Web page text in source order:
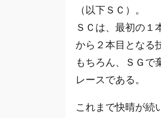
（以下ＳＣ）。
ＳＣは、最初の１
から２本目となる
もちろん、ＳＧで
レースである。
これまで快晴が続